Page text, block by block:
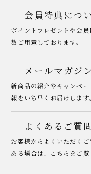
会員特典につ
ポイントプレゼントや会
数ご用意しております。
メールマガジ
新商品の紹介やキャンペ
報をいち早くお届けします。
よくあるご質問
お客様からよくいただく
ある場合は、こちらをご覧